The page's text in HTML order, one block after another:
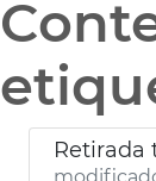
Retirada